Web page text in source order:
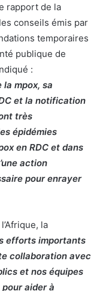
rapport de la
conseils émis par
temporaires
publique de
:
la mpox, sa
et la notification
très
épidémies
en RDC et dans
action
pour enrayer
la
efforts importants
collaboration avec
et nos équipes
aider à